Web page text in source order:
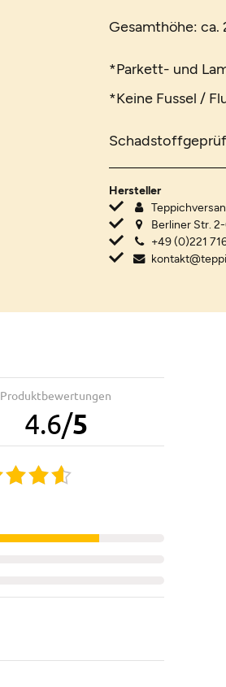
Gesamthöhe: ca.
*Parkett- und
*Keine Fussel /
Hersteller
Berliner Str.
+49 (0)221
Produktbewertungen
4.6/5